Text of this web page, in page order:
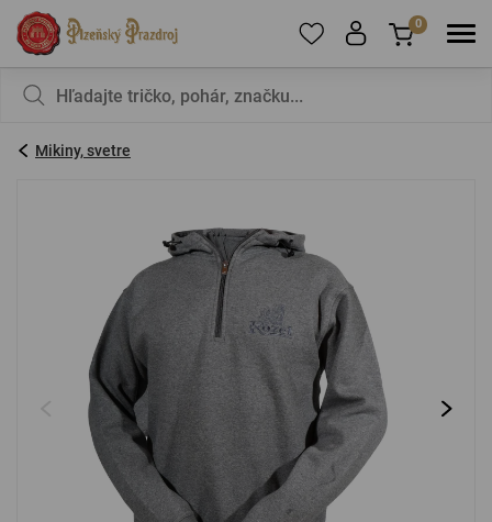
sa.
PRIHLÁSIŤ SA
Zabudnuté heslo Nová registrácia
PRIHLÁSENIE CEZ FACEBOOK
0
Mikiny, svetre